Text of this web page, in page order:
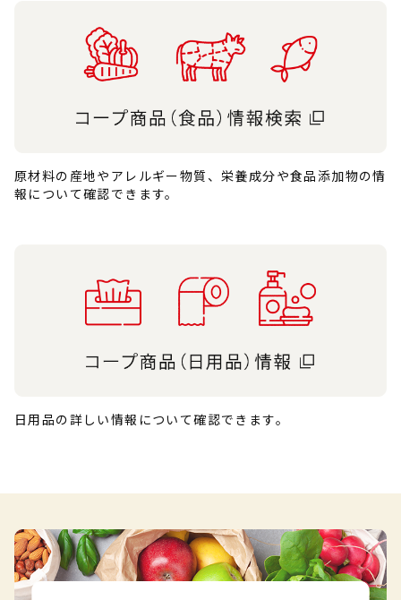
原材料の産地やアレルギー物質、栄養成分や食品添加物の情
報について確認できます。
日用品の詳しい情報について確認できます。